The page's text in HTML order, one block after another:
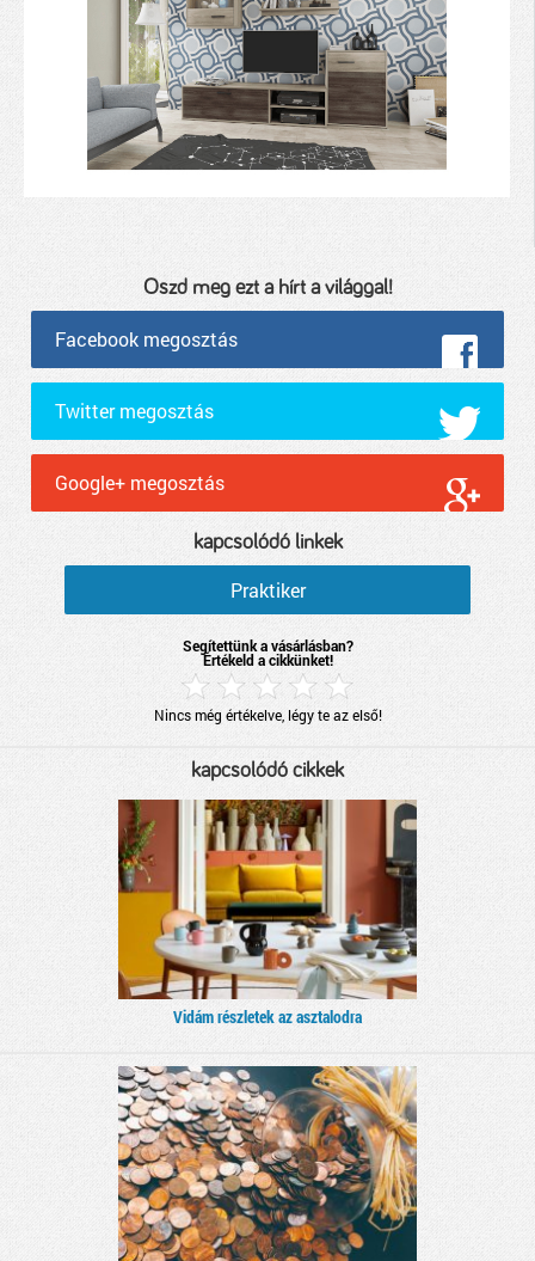
Oszd meg ezt a hírt a világgal!
Facebook megosztás
Twitter megosztás
Google+ megosztás
kapcsolódó linkek
Praktiker
Segítettünk a vásárlásban?
Értékeld a cikkünket!
Nincs még értékelve, légy te az első!
kapcsolódó cikkek
Vidám részletek az asztalodra